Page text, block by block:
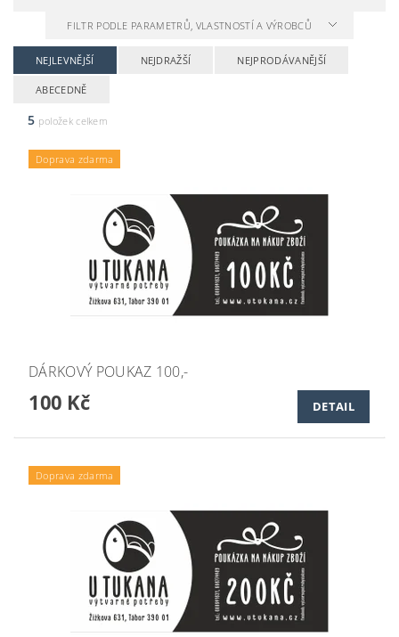
FILTR PODLE PARAMETRŮ, VLASTNOSTÍ A VÝROBCŮ
NEJLEVNĚJŠÍ NEJDRAŽŠÍ NEJPRODÁVANĚJŠÍ
ABECEDNĚ
5 položek celkem
Doprava zdarma
DÁRKOVÝ POUKAZ 100,-
100 Kč DETAIL
Doprava zdarma